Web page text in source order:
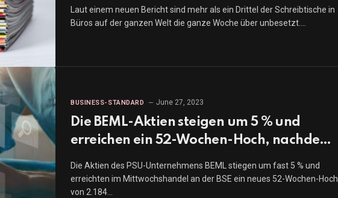
Laut einem neuen Bericht sind mehr als ein Drittel der Schreibtische in
Büros auf der ganzen Welt die ganze Woche über unbesetzt.…
BUSINESS-STANDARD June 27, 2023
Die BEML-Aktien steigen um 5 % und
erreichen ein 52-Wochen-Hoch, nachdem
von 101 Crore Rupien erhalten haben
Die Aktien des PSU-Unternehmens BEML stiegen um fast 5 % und
erreichten im Mittwochshandel an der BSE ein neues 52-Wochen-Hoch
von 2.184…